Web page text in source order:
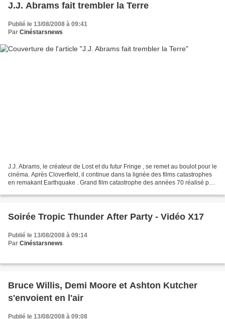
J.J. Abrams fait trembler la Terre
Publié le 13/08/2008 à 09:41
Par Cinéstarsnews
J.J. Abrams, le créateur de Lost et du futur Fringe , se remet au boulot pour le
cinéma. Après Cloverfield, il continue dans la lignée des films catastrophes
en remakant Earthquake . Grand film catastrophe des années 70 réalisé par
Soirée Tropic Thunder After Party - Vidéo X17
Publié le 13/08/2008 à 09:14
Par Cinéstarsnews
Bruce Willis, Demi Moore et Ashton Kutcher
s'envoient en l'air
Publié le 13/08/2008 à 09:08